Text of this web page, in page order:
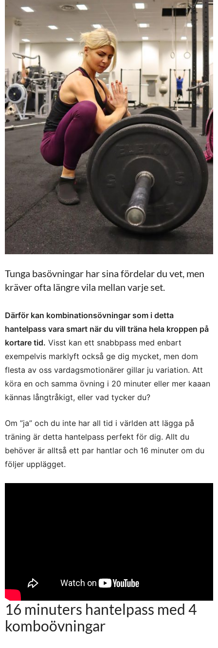
Tunga basövningar har sina fördelar du vet, men
kräver ofta längre vila mellan varje set.
Därför kan kombinationsövningar som i detta
hantelpass vara smart när du vill träna hela kroppen på
kortare tid. Visst kan ett snabbpass med enbart
exempelvis marklyft också ge dig mycket, men dom
flesta av oss vardagsmotionärer gillar ju variation. Att
köra en och samma övning i 20 minuter eller mer kaaan
kännas långtråkigt, eller vad tycker du?
Om ”ja” och du inte har all tid i världen att lägga på
träning är detta hantelpass perfekt för dig. Allt du
behöver är alltså ett par hantlar och 16 minuter om du
följer upplägget.
16 minuters hantelpass med 4
komboövningar